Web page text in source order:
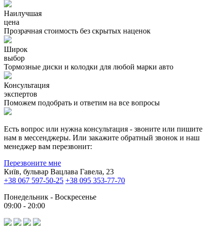
Наилучшая
цена
Прозрачная стоимость без скрытых наценок
Широк
выбор
Тормозные диски и колодки для любой марки авто
Консультация
экспертов
Поможем подобрать и ответим на все вопросы
Есть вопрос или нужна консультация - звоните или пишите
нам в мессенджеры. Или закажите обратный звонок и наш
менеджер вам перезвонит:
Перезвоните мне
Київ, бульвар Вацлава Гавела, 23
+38 067 597-50-25 +38 095 353-77-70
Понедельник - Воскресенье
09:00 - 20:00